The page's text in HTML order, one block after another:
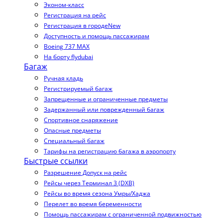
Эконом-класс
Регистрация на рейс
Регистрация в городеNew
Доступность и помощь пассажирам
Boeing 737 MAX
На борту flydubai
Багаж
Ручная кладь
Регистрируемый багаж
Запрещенные и ограниченные предметы
Задержанный или поврежденный багаж
Спортивное снаряжение
Опасные предметы
Специальный багаж
Тарифы на регистрацию багажа в аэропорту
Быстрые ссылки
Разрешение Допуск на рейс
Рейсы через Терминал 3 (DXB)
Рейсы во время сезона Умры/Хаджа
Перелет во время беременности
Помощь пассажирам с ограниченной подвижностью